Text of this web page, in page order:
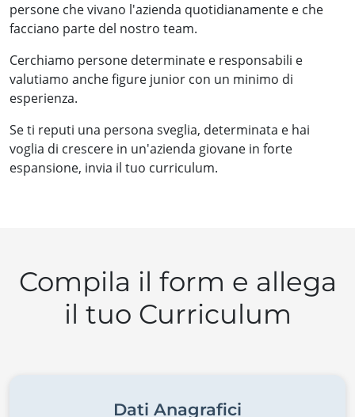
persone che vivano l'azienda quotidianamente e che
facciano parte del nostro team.
Cerchiamo persone determinate e responsabili e
valutiamo anche figure junior con un minimo di
esperienza.
Se ti reputi una persona sveglia, determinata e hai
voglia di crescere in un'azienda giovane in forte
espansione, invia il tuo curriculum.
Compila il form e allega
il tuo Curriculum
Dati Anagrafici